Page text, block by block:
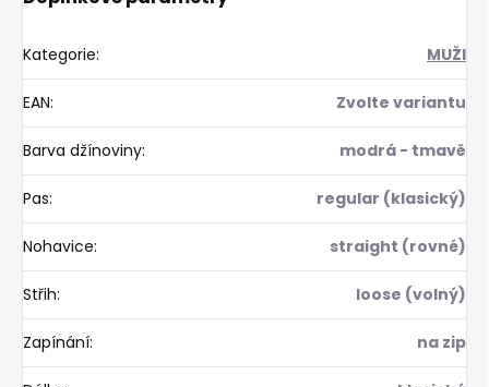
Kategorie: MUŽI
EAN: Zvolte variantu
Barva džínoviny: modrá - tmavě
Pas: regular (klasický)
Nohavice: straight (rovné)
Střih: loose (volný)
Zapínání: na zip